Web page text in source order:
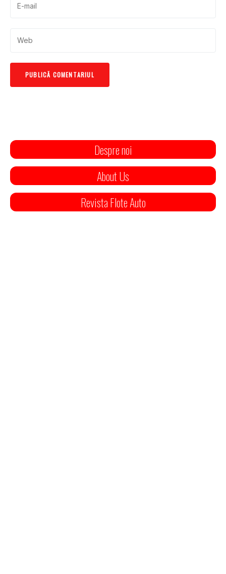
Despre noi
About Us
Revista Flote Auto